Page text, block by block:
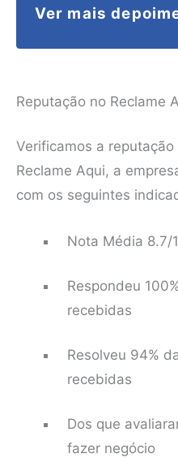
Ver mais
Reputação no Reclame
Verificamos a reputação
Reclame Aqui, a
com os seguintes
Nota Média 8.7/
Respondeu
recebidas
Resolveu 94%
recebidas
Dos que
fazer negócio